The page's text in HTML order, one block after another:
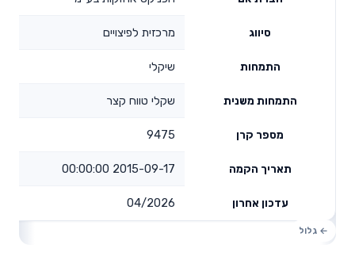
סיווג מרכזית לפיצויים
התמחות שיקלי
התמחות משנית שקלי טווח קצר
מספר קרן 9475
תאריך הקמה 2015-09-17 00:00:00
עדכון אחרון 04/2026